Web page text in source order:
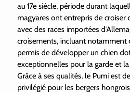
au 17e siècle, période durant
magyares ont entrepris de croiser
avec des races importées
croisements, incluant notamment
permis de développer un chien
exceptionnelles pour la garde et
Grâce à ses qualités, le Pumi est
privilégié pour les bergers